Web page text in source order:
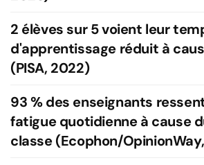
2 élèves sur 5 voient leur
d'apprentissage réduit à
(PISA, 2022)
93 % des enseignants
fatigue quotidienne à cause
classe (Ecophon/